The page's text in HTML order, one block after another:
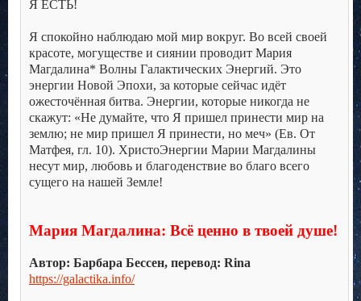
Я ЕСТЬ!
Я спокойно наблюдаю мой мир вокруг. Во всей своей
красоте, могуществе и сиянии проводит Мария
Магдалина* Волны Галактических Энергий. Это
энергии Новой Эпохи, за которые сейчас идёт
ожесточённая битва. Энергии, которые никогда не
скажут: «Не думайте, что Я пришел принести мир на
землю; не мир пришел Я принести, но меч» (Ев. От
Матфея, гл. 10). ХристоЭнергии Марии Магдалины
несут мир, любовь и благоденствие во благо всего
сущего на нашей Земле!
Мария Магдалина: Всё ценно в твоей душе!
Автор: Барбара Бессен, перевод: Rina
https://galactika.info/